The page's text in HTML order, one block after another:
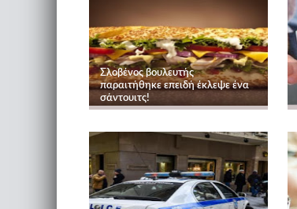
Σλοβένος βουλευτής
παραιτήθηκε επειδή έκλεψε ένα
σάντουιτς!